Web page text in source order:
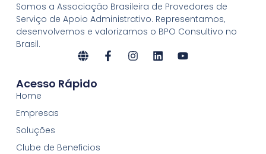
Somos a Associação Brasileira de Provedores de
Serviço de Apoio Administrativo. Representamos,
desenvolvemos e valorizamos o BPO Consultivo no
Brasil.
Acesso Rápido
Home
Empresas
Soluções
Clube de Beneficios